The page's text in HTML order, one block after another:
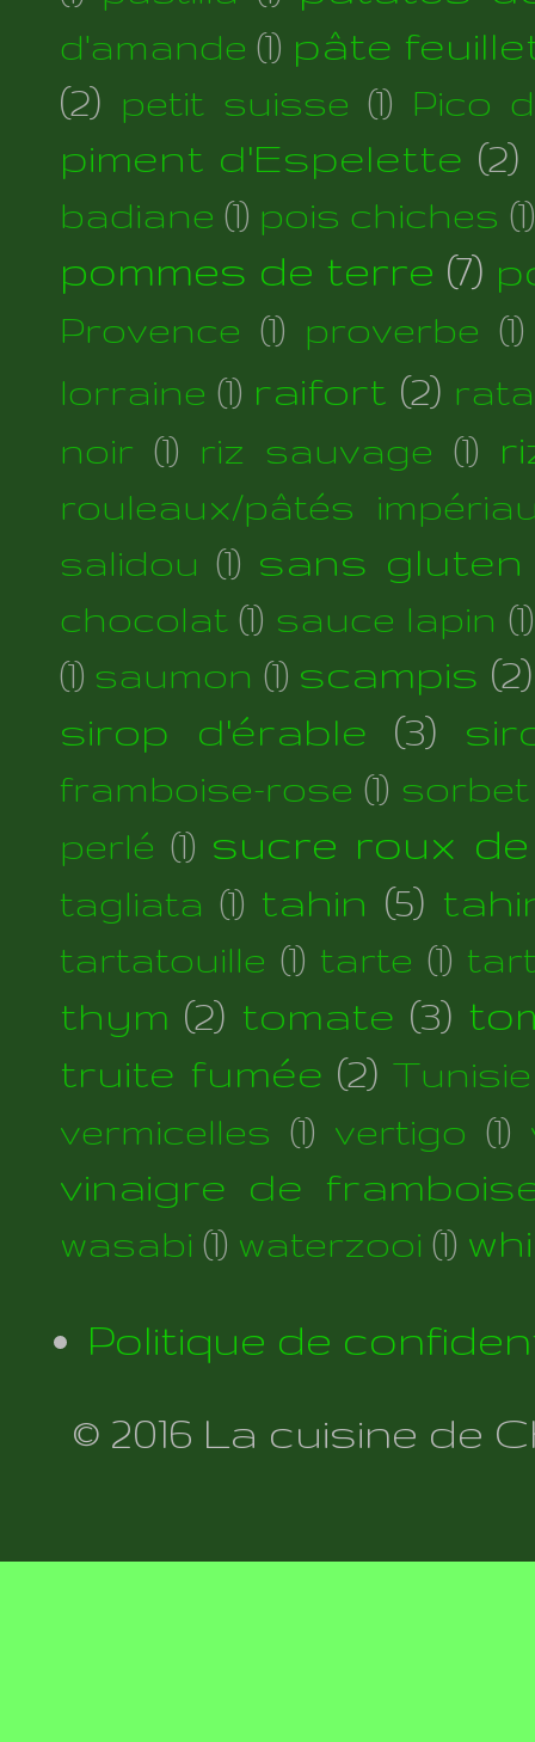
d'amande (1) pâte
(2) petit suisse (1) Pico
piment d'Espelette (2)
badiane (1) pois chiches (1)
pommes de terre (7)
Provence (1) proverbe (1)
lorraine (1) raifort (2)
noir (1) riz sauvage (1)
rouleaux/pâtés
salidou (1) sans gluten
chocolat (1) sauce lapin (1)
(1) saumon (1) scampis (2)
sirop d'érable
(3)
framboise-rose (1)
perlé (1) sucre roux
tagliata (1) tahin (5)
tartatouille (1) tarte (1)
thym (2) tomate (3)
truite fumée (2) Tunisie
vermicelles (1) vertigo (1)
vinaigre de
wasabi (1) waterzooi (1)
Politique de
© 2016 La cuisine de